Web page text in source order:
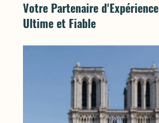
Votre Partenaire d'Expérience
Ultime et Fiable